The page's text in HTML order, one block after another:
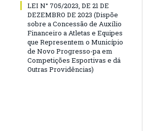
LEI N° 705/2023, DE 21 DE
DEZEMBRO DE 2023 (Dispõe
sobre a Concessão de Auxílio
Financeiro a Atletas e Equipes
que Representem o Município
de Novo Progresso-pa em
Competições Esportivas e dá
Outras Providências)